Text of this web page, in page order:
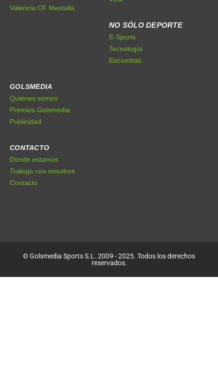
Valencia CF Mestalla
NO SÓLO DEPORTE
E-Sports
Tecnología
Encuestas
GOLSMEDIA
Quiénes somos
Premios Golsmedia
Publicidad
CONTACTO
Dónde estamos
Trabaja con nosotros
Contacto
© Golsmedia Sports S.L. 2009 - 2025. Todos los derechos
reservados.